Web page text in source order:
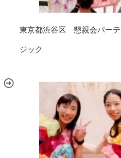
東京都渋谷区 懇親会パーテ
ジック